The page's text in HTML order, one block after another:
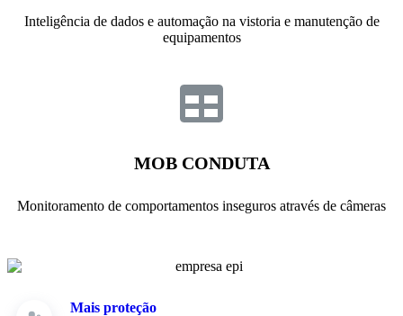
Inteligência de dados e automação na vistoria e manutenção de
equipamentos
MOB CONDUTA
Monitoramento de comportamentos inseguros através de câmeras
Mais proteção